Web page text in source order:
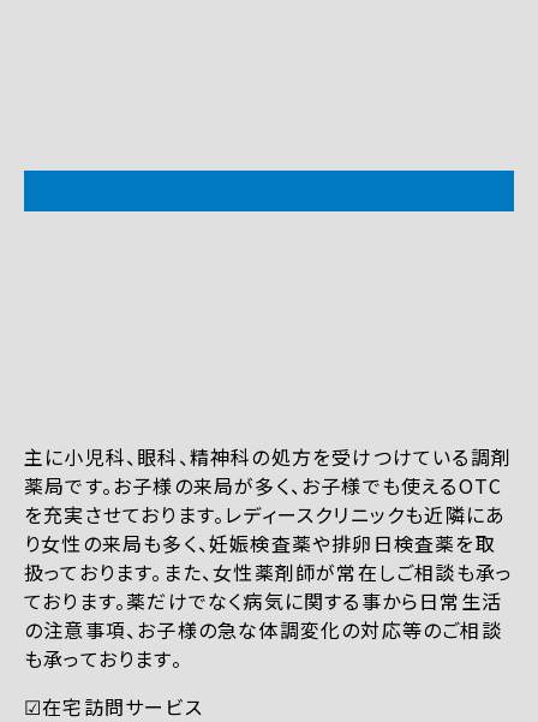
主に小児科、眼科、精神科の処方を受けつけている調剤
薬局です。お子様の来局が多く、お子様でも使えるOTC
を充実させております。レディースクリニックも近隣にあ
り女性の来局も多く、妊娠検査薬や排卵日検査薬を取
扱っております。また、女性薬剤師が常在しご相談も承っ
ております。薬だけでなく病気に関する事から日常生活
の注意事項、お子様の急な体調変化の対応等のご相談
も承っております。
☑︎在宅訪問サービス